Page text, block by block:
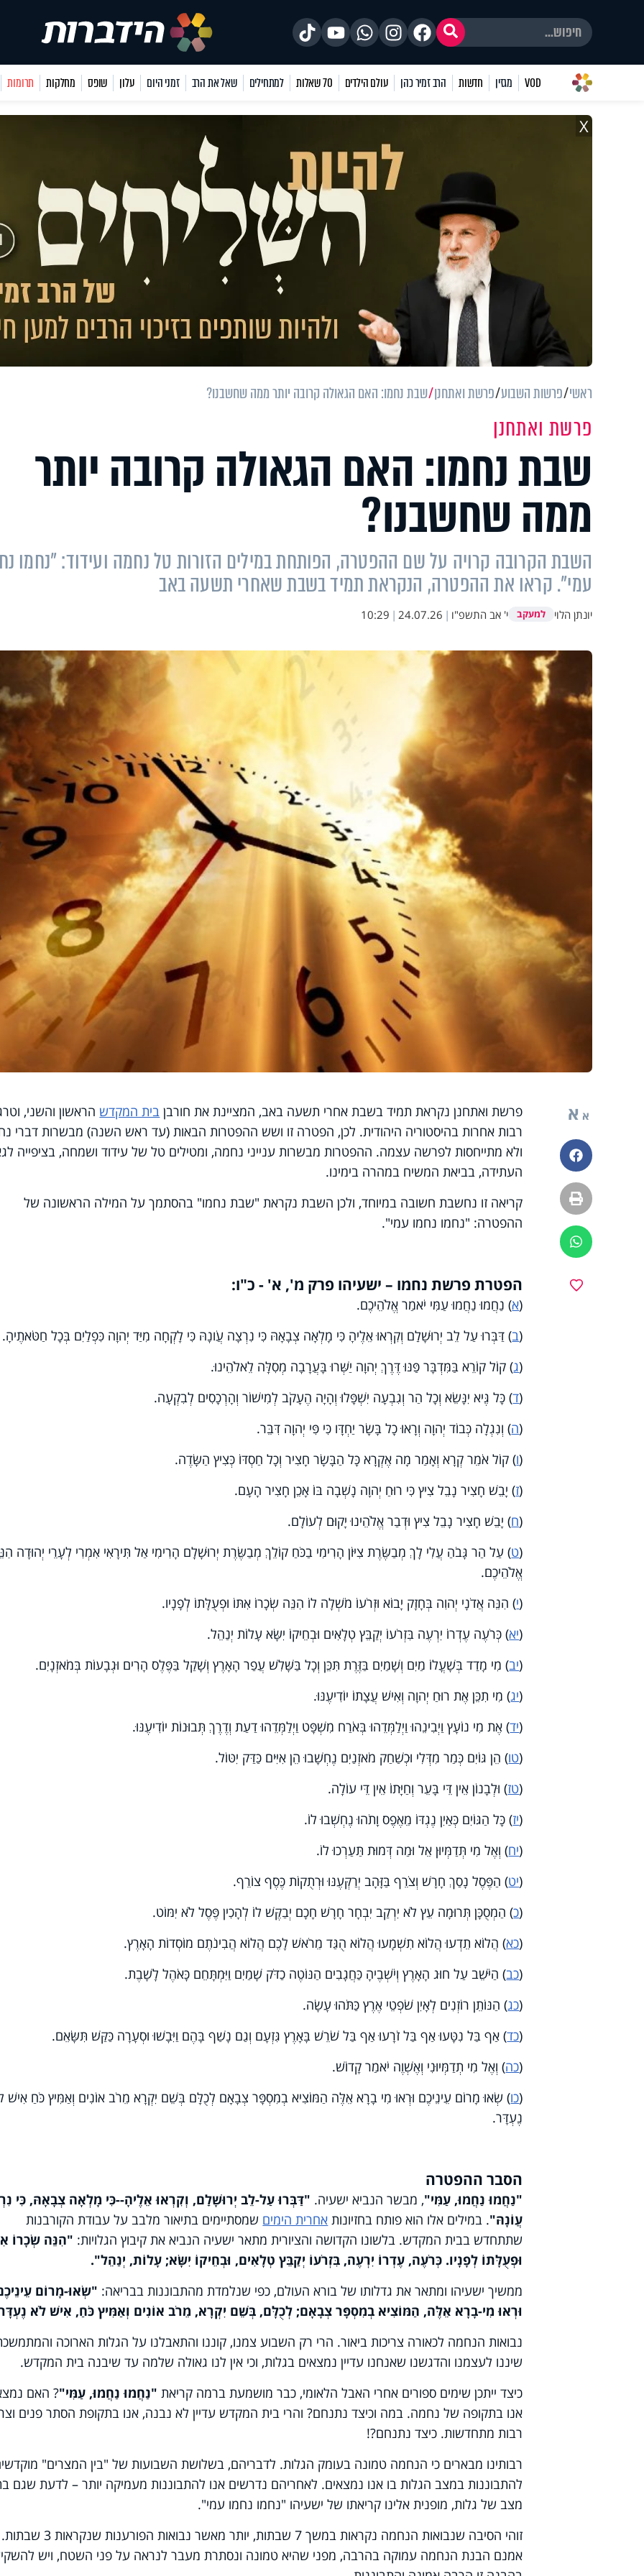
VOD מגזין חדשות הרב זמיר כהן עולם הילדים 70 שאלות למתחילים שאל את הרב זמני היום עלון שופס מחלקות תרומות
X
ראשי פרשות השבוע פרשת ואתחנן שבת נחמו: האם הגאולה קרובה יותר ממה שחשבנו?
פרשת ואתחנן
שבת נחמו: האם הגאולה קרובה יותר
ממה שחשבנו?
השבת הקרובה קרויה על שם ההפטרה, הפותחת במילים הזורות טל נחמה ועידוד: "נחמו
עמי". קראו את ההפטרה, הנקראת תמיד בשבת שאחרי תשעה באב
יונתן הלוי למעקב י' אב התשפ"ו |
24.07.26
|
10:29
א א
פייסבוק
הדפסה
ווטסאפ
פרשת ואתחנן נקראת תמיד בשבת אחרי תשעה באב, המציינת את חורבן בית המקדש הראשון והשני,
רבות אחרות בהיסטוריה היהודית. לכן, הפטרה זו ושש ההפטרות הבאות (עד ראש השנה) מבשרות דברי
ולא מתייחסות לפרשה עצמה. ההפטרות מבשרות ענייני נחמה, ומטילים טל של עידוד ושמחה, בציפייה
העתידה, בביאת המשיח במהרה בימינו.
קריאה זו נחשבת חשובה במיוחד, ולכן השבת נקראת "שבת נחמו" בהסתמך על המילה הראשונה של
ההפטרה: "נחמו נחמו עמי".
הפטרת פרשת נחמו – ישעיהו פרק מ', א' - כ"ו:
(א) נַחֲמוּ נַחֲמוּ עַמִּי יֹאמַר אֱלֹהֵיכֶם.
(ב) דַּבְּרוּ עַל לֵב יְרוּשָׁלַ͏ִם וְקִרְאוּ אֵלֶיהָ כִּי מָלְאָה צְבָאָהּ כִּי נִרְצָה עֲו‍ֹנָהּ כִּי לָקְחָה מִיַּד יְהוָה כִּפְלַיִם בְּכָל חַטֹּאתֶיהָ.
(ג) קוֹל קוֹרֵא בַּמִּדְבָּר פַּנּוּ דֶּרֶךְ יְהוָה יַשְּׁרוּ בָּעֲרָבָה מְסִלָּה לֵאלֹהֵינוּ.
(ד) כָּל גֶּיא יִנָּשֵׂא וְכָל הַר וְגִבְעָה יִשְׁפָּלוּ וְהָיָה הֶעָקֹב לְמִישׁוֹר וְהָרְכָסִים לְבִקְעָה.
(ה) וְנִגְלָה כְּבוֹד יְהוָה וְרָאוּ כָל בָּשָׂר יַחְדָּו כִּי פִּי יְהוָה דִּבֵּר.
(ו) קוֹל אֹמֵר קְרָא וְאָמַר מָה אֶקְרָא כָּל הַבָּשָׂר חָצִיר וְכָל חַסְדּוֹ כְּצִיץ הַשָּׂדֶה.
(ז) יָבֵשׁ חָצִיר נָבֵל צִיץ כִּי רוּחַ יְהוָה נָשְׁבָה בּוֹ אָכֵן חָצִיר הָעָם.
(ח) יָבֵשׁ חָצִיר נָבֵל צִיץ וּדְבַר אֱלֹהֵינוּ יָקוּם לְעוֹלָם.
(ט) עַל הַר גָּבֹהַ עֲלִי לָךְ מְבַשֶּׂרֶת צִיּוֹן הָרִימִי בַכֹּחַ קוֹלֵךְ מְבַשֶּׂרֶת יְרוּשָׁלָ͏ִם הָרִימִי אַל תִּירָאִי אִמְרִי לְעָרֵי יְהוּדָה
אֱלֹהֵיכֶם.
(י) הִנֵּה אֲדֹנָי יְהוִה בְּחָזָק יָבוֹא וּזְרֹעוֹ מֹשְׁלָה לוֹ הִנֵּה שְׂכָרוֹ אִתּוֹ וּפְעֻלָּתוֹ לְפָנָיו.
(יא) כְּרֹעֶה עֶדְרוֹ יִרְעֶה בִּזְרֹעוֹ יְקַבֵּץ טְלָאִים וּבְחֵיקוֹ יִשָּׂא עָלוֹת יְנַהֵל.
(יב) מִי מָדַד בְּשָׁעֳלוֹ מַיִם וְשָׁמַיִם בַּזֶּרֶת תִּכֵּן וְכָל בַּשָּׁלִשׁ עֲפַר הָאָרֶץ וְשָׁקַל בַּפֶּלֶס הָרִים וּגְבָעוֹת בְּמֹאזְנָיִם.
(יג) מִי תִכֵּן אֶת רוּחַ יְהוָה וְאִישׁ עֲצָתוֹ יוֹדִיעֶנּוּ.
(יד) אֶת מִי נוֹעָץ וַיְבִינֵהוּ וַיְלַמְּדֵהוּ בְּאֹרַח מִשְׁפָּט וַיְלַמְּדֵהוּ דַעַת וְדֶרֶךְ תְּבוּנוֹת יוֹדִיעֶנּוּ.
(טו) הֵן גּוֹיִם כְּמַר מִדְּלִי וּכְשַׁחַק מֹאזְנַיִם נֶחְשָׁבוּ הֵן אִיִּים כַּדַּק יִטּוֹל.
(טז) וּלְבָנוֹן אֵין דֵּי בָּעֵר וְחַיָּתוֹ אֵין דֵּי עוֹלָה.
(יז) כָּל הַגּוֹיִם כְּאַיִן נֶגְדּוֹ מֵאֶפֶס וָתֹהוּ נֶחְשְׁבוּ לוֹ.
(יח) וְאֶל מִי תְּדַמְּיוּן אֵל וּמַה דְּמוּת תַּעַרְכוּ לוֹ.
(יט) הַפֶּסֶל נָסַךְ חָרָשׁ וְצֹרֵף בַּזָּהָב יְרַקְּעֶנּוּ וּרְתֻקוֹת כֶּסֶף צוֹרֵף.
(כ) הַמְסֻכָּן תְּרוּמָה עֵץ לֹא יִרְקַב יִבְחָר חָרָשׁ חָכָם יְבַקֶּשׁ לוֹ לְהָכִין פֶּסֶל לֹא יִמּוֹט.
(כא) הֲלוֹא תֵדְעוּ הֲלוֹא תִשְׁמָעוּ הֲלוֹא הֻגַּד מֵרֹאשׁ לָכֶם הֲלוֹא הֲבִינֹתֶם מוֹסְדוֹת הָאָרֶץ.
(כב) הַיֹּשֵׁב עַל חוּג הָאָרֶץ וְיֹשְׁבֶיהָ כַּחֲגָבִים הַנּוֹטֶה כַדֹּק שָׁמַיִם וַיִּמְתָּחֵם כָּאֹהֶל לָשָׁבֶת.
(כג) הַנּוֹתֵן רוֹזְנִים לְאָיִן שֹׁפְטֵי אֶרֶץ כַּתֹּהוּ עָשָׂה.
(כד) אַף בַּל נִטָּעוּ אַף בַּל זֹרָעוּ אַף בַּל שֹׁרֵשׁ בָּאָרֶץ גִּזְעָם וְגַם נָשַׁף בָּהֶם וַיִּבָשׁוּ וּסְעָרָה כַּקַּשׁ תִּשָּׂאֵם.
(כה) וְאֶל מִי תְדַמְּיוּנִי וְאֶשְׁוֶה יֹאמַר קָדוֹשׁ.
(כו) שְׂאוּ מָרוֹם עֵינֵיכֶם וּרְאוּ מִי בָרָא אֵלֶּה הַמּוֹצִיא בְמִסְפָּר צְבָאָם לְכֻלָּם בְּשֵׁם יִקְרָא מֵרֹב אוֹנִים וְאַמִּיץ כֹּחַ אִישׁ
נֶעְדָּר.
הסבר ההפטרה
"נַחֲמוּ נַחֲמוּ, עַמִּי", מבשר הנביא ישעיה. "דַּבְּרוּ עַל-לֵב יְרוּשָׁלִַם, וְקִרְאוּ אֵלֶיהָ--כִּי מָלְאָה צְבָאָהּ, כִּי
עֲוֺנָהּ". במילים אלו הוא פותח בחזיונות אחרית הימים שמסתיימים בתיאור מלבב על עבודת הקורבנות
שתתחדש בבית המקדש. בלשונו הקדושה והציורית מתאר ישעיה הנביא את קיבוץ הגלויות: "הִנֵּה שְׂכָרוֹ
וּפְעֻלָּתוֹ לְפָנָיו. כְּרֹעֶה, עֶדְרוֹ יִרְעֶה, בִּזְרֹעוֹ יְקַבֵּץ טְלָאִים, וּבְחֵיקוֹ יִשָּׂא; עָלוֹת, יְנַהֵל".
ממשיך ישעיהו ומתאר את גדלותו של בורא העולם, כפי שנלמדת מהתבוננות בבריאה: "שְׂאוּ-מָרוֹם
וּרְאוּ מִי-בָרָא אֵלֶּה, הַמּוֹצִיא בְמִסְפָּר צְבָאָם; לְכֻלָּם, בְּשֵׁם יִקְרָא, מֵרֹב אוֹנִים וְאַמִּיץ כֹּחַ, אִישׁ לֹא
נבואות הנחמה לכאורה צריכות ביאור. הרי רק השבוע צמנו, קוננו והתאבלנו על הגלות הארוכה
שיננו לעצמנו והדגשנו שאנחנו עדיין נמצאים בגלות, וכי אין לנו גאולה שלמה עד שיבנה בית המקדש.
כיצד ייתכן שימים ספורים אחרי האבל הלאומי, כבר מושמעת ברמה קריאת "נַחֲמוּ נַחֲמוּ, עַמִּי"? האם
אנו בתקופה של נחמה. במה וכיצד נתנחם? והרי בית המקדש עדיין לא נבנה, אנו בתקופת הסתר פנים
רבות מתחדשות. כיצד נתנחם?!
רבותינו מבארים כי הנחמה טמונה בעומק הגלות. לדבריהם, בשלושת השבועות של "בין המצרים"
להתבוננות במצב הגלות בו אנו נמצאים. לאחריהם נדרשים אנו להתבוננות מעמיקה יותר – לדעת שגם
מצב של גלות, מופנית אלינו קריאתו של ישעיהו "נחמו נחמו עמי".
זוהי הסיבה שנבואות הנחמה נקראות במשך 7 שבתות, יותר מאשר נבואות
אמנם הבנת הנחמה עמוקה בהרבה, מפני שהיא טמונה ונסתרת מעבר לנראה על פני השטח, ויש